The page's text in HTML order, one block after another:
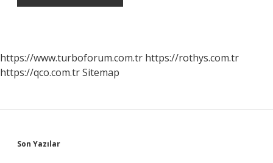
https://www.turboforum.com.tr https://rothys.com.tr
https://qco.com.trSitemap
Sidebar
Son Yazılar